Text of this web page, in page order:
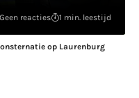
Geen reacties 1 min. leestijd
op Laurenburg